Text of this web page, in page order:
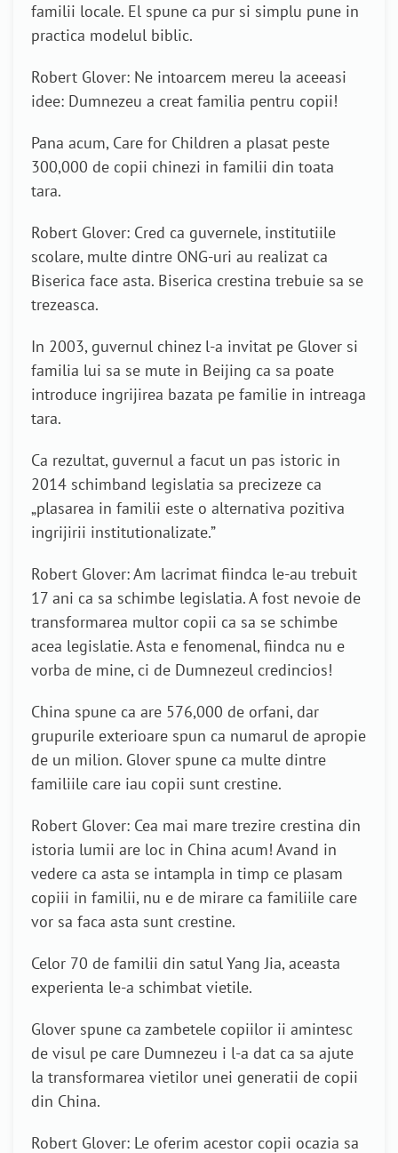
familii locale. El spune ca pur si simplu pune in
practica modelul biblic.
Robert Glover: Ne intoarcem mereu la aceeasi
idee: Dumnezeu a creat familia pentru copii!
Pana acum, Care for Children a plasat peste
300,000 de copii chinezi in familii din toata
tara.
Robert Glover: Cred ca guvernele, institutiile
scolare, multe dintre ONG-uri au realizat ca
Biserica face asta. Biserica crestina trebuie sa se
trezeasca.
In 2003, guvernul chinez l-a invitat pe Glover si
familia lui sa se mute in Beijing ca sa poate
introduce ingrijirea bazata pe familie in intreaga
tara.
Ca rezultat, guvernul a facut un pas istoric in
2014 schimband legislatia sa precizeze ca
„plasarea in familii este o alternativa pozitiva
ingrijirii institutionalizate.”
Robert Glover: Am lacrimat fiindca le-au trebuit
17 ani ca sa schimbe legislatia. A fost nevoie de
transformarea multor copii ca sa se schimbe
acea legislatie. Asta e fenomenal, fiindca nu e
vorba de mine, ci de Dumnezeul credincios!
China spune ca are 576,000 de orfani, dar
grupurile exterioare spun ca numarul de apropie
de un milion. Glover spune ca multe dintre
familiile care iau copii sunt crestine.
Robert Glover: Cea mai mare trezire crestina din
istoria lumii are loc in China acum! Avand in
vedere ca asta se intampla in timp ce plasam
copiii in familii, nu e de mirare ca familiile care
vor sa faca asta sunt crestine.
Celor 70 de familii din satul Yang Jia, aceasta
experienta le-a schimbat vietile.
Glover spune ca zambetele copiilor ii amintesc
de visul pe care Dumnezeu i l-a dat ca sa ajute
la transformarea vietilor unei generatii de copii
din China.
Robert Glover: Le oferim acestor copii ocazia sa